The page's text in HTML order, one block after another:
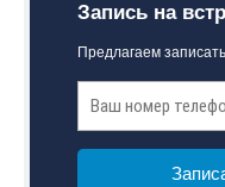
Запись на
Предлагаем